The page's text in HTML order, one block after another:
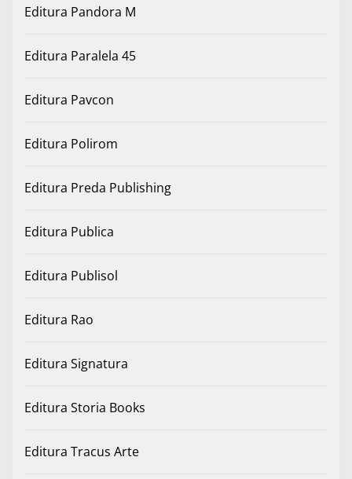
Editura Pandora M
Editura Paralela 45
Editura Pavcon
Editura Polirom
Editura Preda Publishing
Editura Publica
Editura Publisol
Editura Rao
Editura Signatura
Editura Storia Books
Editura Tracus Arte